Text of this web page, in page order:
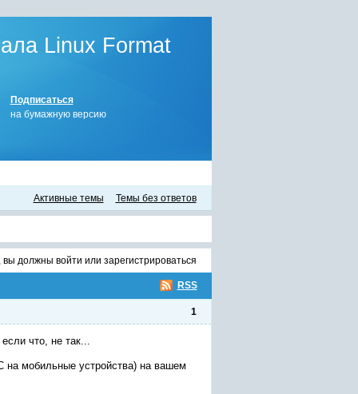
Linux Format
Подписаться
на бумажную версию
Активные темы Темы без ответов
вы должны войти или зарегистрироваться
RSS
1
что, не так...
мобильные устройства) на вашем